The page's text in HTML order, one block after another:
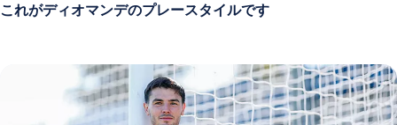
これがディオマンデのプレースタイルです